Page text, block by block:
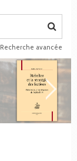
Recherche avancée